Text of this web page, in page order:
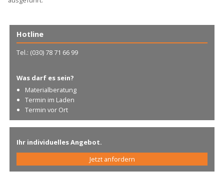
Hotline
Tel.: (030) 78 71 66 99
Was darf es sein?
Materialberatung
Termin im Laden
Termin vor Ort
Ihr individuelles Angebot.
Jetzt anfordern